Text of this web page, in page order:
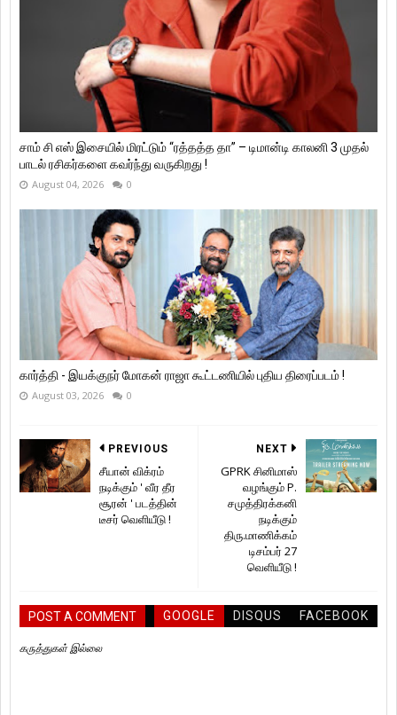
சாம் சி எஸ் இசையில் மிரட்டும் “ரத்தத்த தா” – டிமான்டி காலனி 3 முதல்
பாடல் ரசிகர்களை கவர்ந்து வருகிறது !
August 04, 2026 0
கார்த்தி - இயக்குநர் மோகன் ராஜா கூட்டணியில் புதிய திரைப்படம் !
August 03, 2026 0
NEXT
GPRK சினிமாஸ்
வழங்கும் P.
சமுத்திரக்கனி
நடிக்கும்
திரு.மாணிக்கம்
டிசம்பர் 27
வெளியீடு !
PREVIOUS
சீயான் விக்ரம்
நடிக்கும் ' வீர தீர
சூரன் ' படத்தின்
டீசர் வெளியீடு !
POST A COMMENT GOOGLE DISQUS FACEBOOK
கருத்துகள் இல்லை